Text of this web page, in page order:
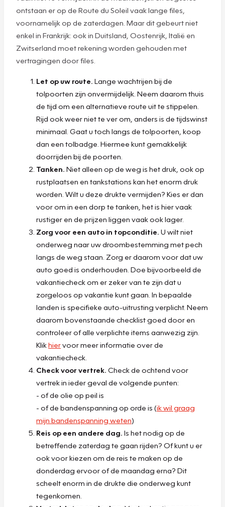
ontstaan er op de Route du Soleil vaak lange files,
voornamelijk op de zaterdagen. Maar dit gebeurt niet
enkel in Frankrijk: ook in Duitsland, Oostenrijk, Italië en
Zwitserland moet rekening worden gehouden met
vertragingen door files.
Let op uw route. Lange wachtrijen bij de
tolpoorten zijn onvermijdelijk. Neem daarom thuis
de tijd om een alternatieve route uit te stippelen.
Rijd ook weer niet te ver om, anders is de tijdswinst
minimaal. Gaat u toch langs de tolpoorten, koop
dan een tolbadge. Hiermee kunt gemakkelijk
doorrijden bij de poorten.
Tanken. Niet alleen op de weg is het druk, ook op
rustplaatsen en tankstations kan het enorm druk
worden. Wilt u deze drukte vermijden? Kies er dan
voor om in een dorp te tanken, het is hier vaak
rustiger en de prijzen liggen vaak ook lager.
Zorg voor een auto in topconditie. U wilt niet
onderweg naar uw droombestemming met pech
langs de weg staan. Zorg er daarom voor dat uw
auto goed is onderhouden. Doe bijvoorbeeld de
vakantiecheck om er zeker van te zijn dat u
zorgeloos op vakantie kunt gaan. In bepaalde
landen is specifieke auto-uitrusting verplicht. Neem
daarom bovenstaande checklist goed door en
controleer of alle verplichte items aanwezig zijn.
Klikhiervoor meer informatie over de
vakantiecheck.
Check voor vertrek. Check de ochtend voor
vertrek in ieder geval de volgende punten:
- of de olie op peil is
- of de bandenspanning op orde is (ik wil graag
mijn bandenspanning weten)
Reis op een andere dag. Is het nodig op de
betreffende zaterdag te gaan rijden? Of kunt u er
ook voor kiezen om de reis te maken op de
donderdag ervoor of de maandag erna? Dit
scheelt enorm in de drukte die onderweg kunt
tegenkomen.